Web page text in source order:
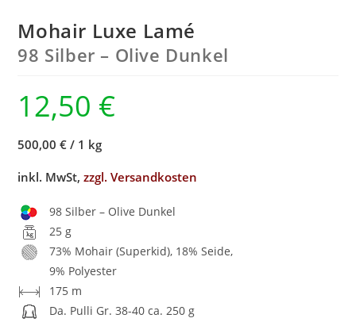
Mohair Luxe Lamé
98 Silber – Olive Dunkel
12,50 €
500,00 € / 1 kg
inkl. MwSt,zzgl. Versandkosten
98 Silber – Olive Dunkel
25 g
73% Mohair (Superkid), 18% Seide,
9% Polyester
175 m
Da. Pulli Gr. 38-40 ca. 250 g